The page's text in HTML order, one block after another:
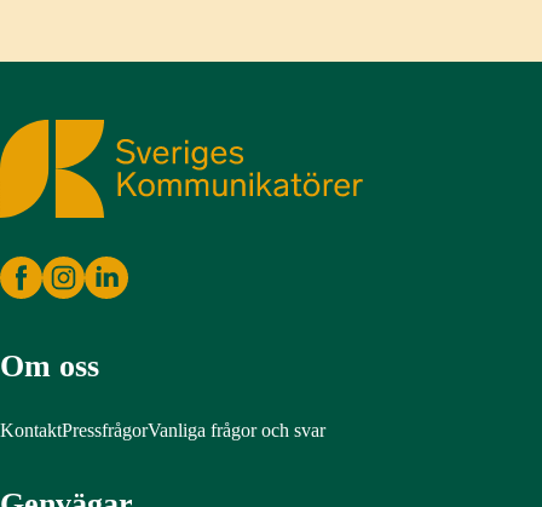
Sveriges Kommunikatörer
Om oss
KontaktPressfrågorVanliga frågor och svar